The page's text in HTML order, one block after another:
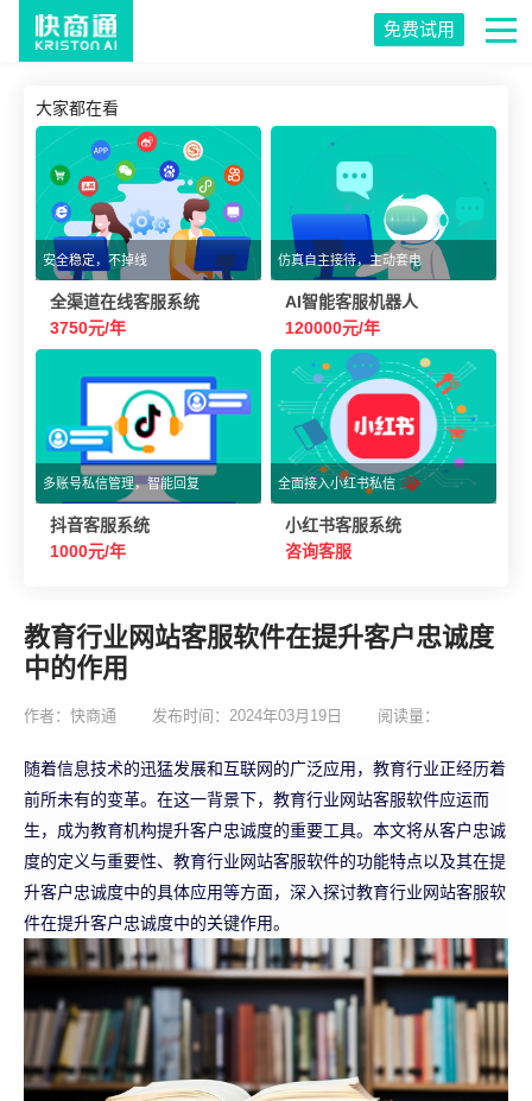
免费试用
大家都在看
安全稳定，不掉线
全渠道在线客服系统
3750元/年
仿真自主接待，主动套电
AI智能客服机器人
120000元/年
多账号私信管理，智能回复
抖音客服系统
1000元/年
全面接入小红书私信
小红书客服系统
咨询客服
教育行业网站客服软件在提升客户忠诚度
中的作用
作者：快商通 发布时间：2024年03月19日 阅读量：
随着信息技术的迅猛发展和互联网的广泛应用，教育行业正经历着
前所未有的变革。在这一背景下，教育行业网站客服软件应运而
生，成为教育机构提升客户忠诚度的重要工具。本文将从客户忠诚
度的定义与重要性、教育行业网站客服软件的功能特点以及其在提
升客户忠诚度中的具体应用等方面，深入探讨教育行业网站客服软
件在提升客户忠诚度中的关键作用。